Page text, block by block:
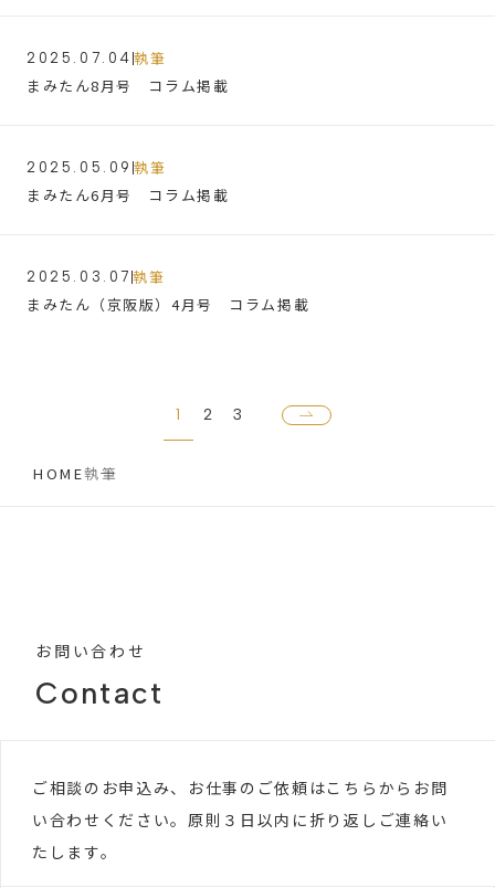
2025.07.04 執筆
まみたん8月号 コラム掲載
2025.05.09 執筆
まみたん6月号 コラム掲載
2025.03.07 執筆
まみたん（京阪版）4月号 コラム掲載
1 2 3
HOME執筆
お問い合わせ
Contact
ご相談のお申込み、お仕事のご依頼はこちらからお問
い合わせください。原則３日以内に折り返しご連絡い
たします。